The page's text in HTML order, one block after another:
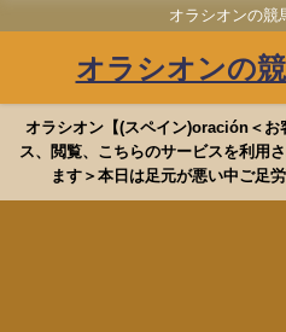
オラシオンの競
オラシオンの
オラシオン【(スペイン)oración＜お
ス、閲覧、こちらのサービスを利用
ます＞本日は足元が悪い中ご足